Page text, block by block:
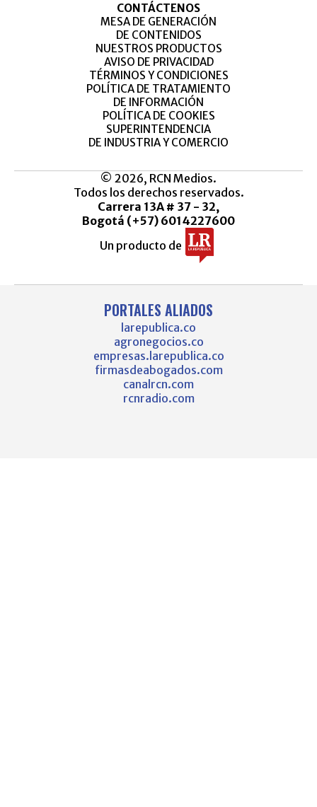
CONTÁCTENOS
MESA DE GENERACIÓN
DE CONTENIDOS
NUESTROS PRODUCTOS
AVISO DE PRIVACIDAD
TÉRMINOS Y CONDICIONES
POLÍTICA DE TRATAMIENTO
DE INFORMACIÓN
POLÍTICA DE COOKIES
SUPERINTENDENCIA
DE INDUSTRIA Y COMERCIO
© 2026, RCN Medios.
Todos los derechos reservados.
Carrera 13A # 37 - 32,
Bogotá (+57) 6014227600
Un producto de
PORTALES ALIADOS
larepublica.co
agronegocios.co
empresas.larepublica.co
firmasdeabogados.com
canalrcn.com
rcnradio.com